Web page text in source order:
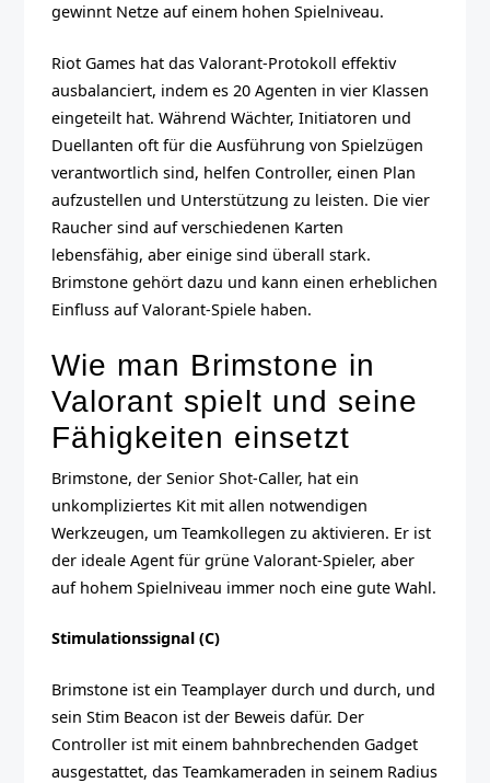
gewinnt Netze auf einem hohen Spielniveau.
Riot Games hat das Valorant-Protokoll effektiv
ausbalanciert, indem es 20 Agenten in vier Klassen
eingeteilt hat. Während Wächter, Initiatoren und
Duellanten oft für die Ausführung von Spielzügen
verantwortlich sind, helfen Controller, einen Plan
aufzustellen und Unterstützung zu leisten. Die vier
Raucher sind auf verschiedenen Karten
lebensfähig, aber einige sind überall stark.
Brimstone gehört dazu und kann einen erheblichen
Einfluss auf Valorant-Spiele haben.
Wie man Brimstone in
Valorant spielt und seine
Fähigkeiten einsetzt
Brimstone, der Senior Shot-Caller, hat ein
unkompliziertes Kit mit allen notwendigen
Werkzeugen, um Teamkollegen zu aktivieren. Er ist
der ideale Agent für grüne Valorant-Spieler, aber
auf hohem Spielniveau immer noch eine gute Wahl.
Stimulationssignal (C)
Brimstone ist ein Teamplayer durch und durch, und
sein Stim Beacon ist der Beweis dafür. Der
Controller ist mit einem bahnbrechenden Gadget
ausgestattet, das Teamkameraden in seinem Radius